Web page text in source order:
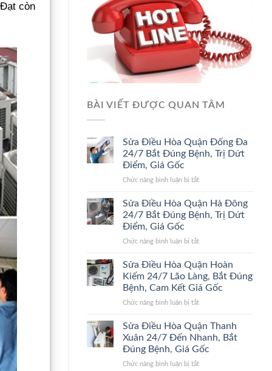
còn
BÀI VIẾT ĐƯỢC QUAN TÂM
Sửa Điều Hòa Quận Đống Đa
24/7 Bắt Đúng Bệnh, Trị Dứt
Điểm, Giá Gốc
Chức năng bình luận bị tắtở
Điều
Hòa
Quận
Đa
Bắt
Đúng
Bệnh,
Dứt
Giá
Gốc
Sửa Điều Hòa Quận Hà Đông
24/7 Bắt Đúng Bệnh, Trị Dứt
Điểm, Giá Gốc
Chức năng bình luận bị tắtở
Điều
Quận
Hà
Đông
Bắt
Đúng
Bệnh,
Dứt
Sửa Điều Hòa Quận Hoàn
Kiếm 24/7 Lão Làng, Bắt Đúng
Bệnh, Cam Kết Giá Gốc
Chức năng bình luận bị tắtở
Điều
Quận
Hoàn
Kiếm
Sửa Điều Hòa Quận Thanh
Xuân 24/7 Đến Nhanh, Bắt
Đúng Bệnh, Giá Gốc
Chức năng bình luận bị tắtở